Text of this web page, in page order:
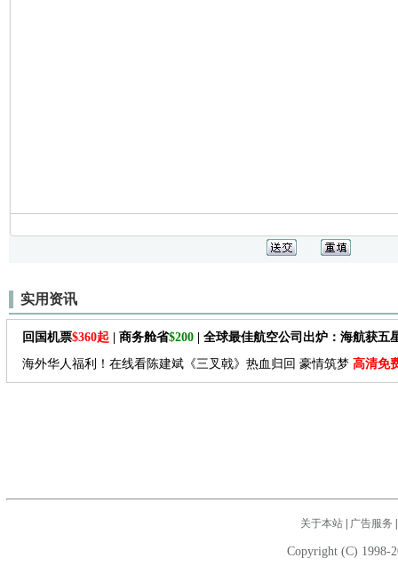
实用资讯
回国机票$360起 | 商务舱省$200 | 全球最佳航空公司出炉：海航获五
海外华人福利！在线看陈建斌《三叉戟》热血归回 豪情筑梦 高清免
关于本站| 广告服务
Copyright (C) 1998-